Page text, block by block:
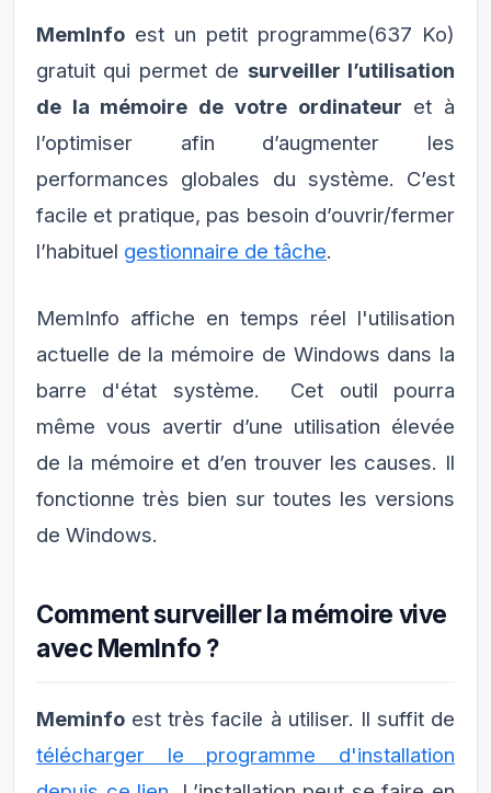
MemInfo est un petit programme(637 Ko)
gratuit qui permet de surveiller l’utilisation
de la mémoire de votre ordinateur et à
l’optimiser afin d’augmenter les
performances globales du système. C’est
facile et pratique, pas besoin d’ouvrir/fermer
l’habituel gestionnaire de tâche.
MemInfo affiche en temps réel l'utilisation
actuelle de la mémoire de Windows dans la
barre d'état système. Cet outil pourra
même vous avertir d’une utilisation élevée
de la mémoire et d’en trouver les causes. Il
fonctionne très bien sur toutes les versions
de Windows.
Comment surveiller la mémoire vive
avec MemInfo ?
Meminfo est très facile à utiliser. Il suffit de
télécharger le programme d'installation